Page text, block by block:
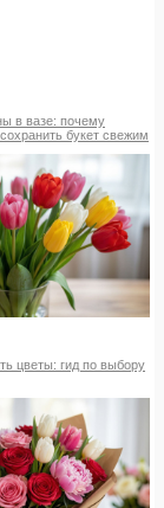
в вазе: почему
букет свежим
цветы: гид по выбору